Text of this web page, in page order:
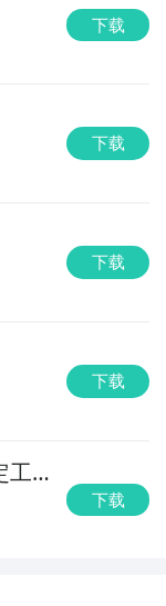
下载
下载
下载
下载
工
下载